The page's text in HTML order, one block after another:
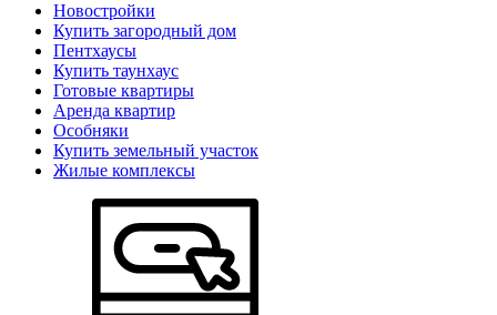
Новостройки
Купить загородный дом
Пентхаусы
Купить таунхаус
Готовые квартиры
Аренда квартир
Особняки
Купить земельный участок
Жилые комплексы